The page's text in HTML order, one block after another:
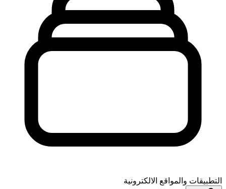
التطبيقات والمواقع الالكترونية